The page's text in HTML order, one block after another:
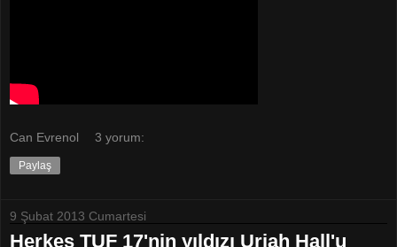
Can Evrenol 3 yorum:
Paylaş
9 Şubat 2013 Cumartesi
Herkes TUF 17'nin yıldızı Uriah Hall'u